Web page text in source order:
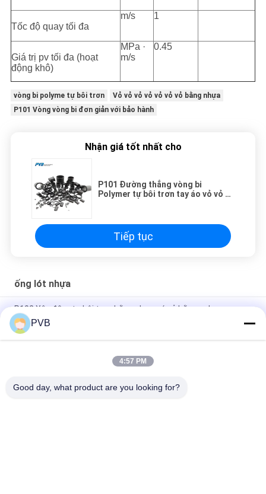
Tốc độ quay tối đa
m/s 1
Giá trị pv tối đa (hoạt
động khô)
MPa ·
m/s
0.45
vòng bi polyme tự bôi trơn
Vỏ vỏ vỏ vỏ vỏ vỏ vỏ bằng nhựa
P101 Vòng vòng bi đơn giản với bảo hành
Nhận giá tốt nhất cho
P101 Đường thẳng vòng bi
Polymer tự bôi trơn tay áo vỏ vỏ vỏ
Tiếp tục
ống lót nhựa
P102 Xây đệm tự bôi trơn bằng nhựa có vỏ bằng polymer
phẳng đường thẳng
Mặt bích nhựa PEEK ống lót tay áo có độ bền cao
Grey Ptfe Graphite Ống lót nhựa nhiệt dẻo Tự bôi trơn Chống
PVB
4:57 PM
Good day, what product are you looking for?